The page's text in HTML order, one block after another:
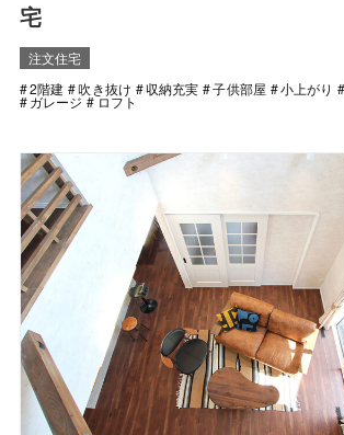
宅
注文住宅
2階建
吹き抜け 収納充実 子供部屋 小上がり
ガレージ ロフト